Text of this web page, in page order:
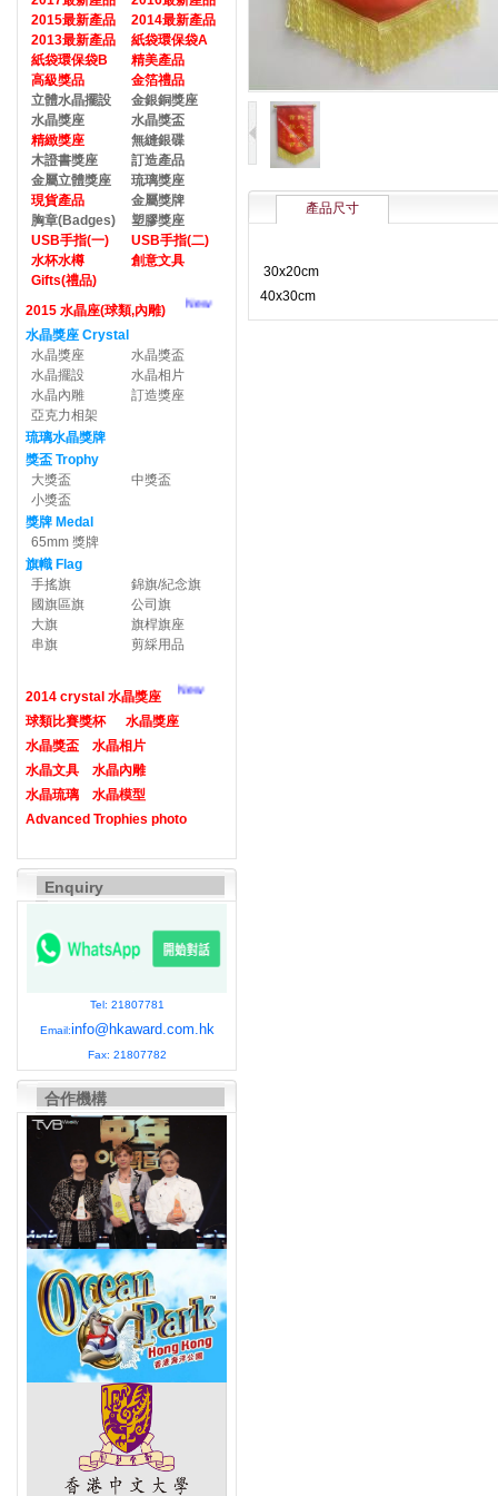
2015最新產品
2014最新產品
2013最新產品
紙袋環保袋A
紙袋環保袋B
精美產品
高級獎品
金箔禮品
立體水晶擺設
金銀銅獎座
水晶獎座
水晶獎盃
精緻獎座
無縫銀碟
木證書獎座
訂造產品
金屬立體獎座
琉璃獎座
現貨產品
金屬獎牌
胸章(Badges)
塑膠獎座
USB手指(一)
USB手指(二)
水杯水樽
創意文具
Gifts(禮品)
2015 水晶座(球類,內雕)
New
水晶獎座 Crystal
水晶獎座
水晶獎盃
水晶擺設
水晶相片
水晶內雕
訂造獎座
亞克力相架
琉璃水晶獎牌
獎盃 Trophy
大獎盃
中獎盃
小獎盃
獎牌 Medal
65mm 獎牌
旗幟 Flag
手搖旗
錦旗/紀念旗
國旗區旗
公司旗
大旗
旗桿旗座
串旗
剪綵用品
2014 crystal 水晶獎座 New
球類比賽獎杯
水晶獎座
水晶獎盃
水晶相片
水晶文具
水晶內雕
水晶琉璃
水晶模型
Advanced Trophies photo
Enquiry
Tel: 21807781
Email:info@hkaward.com.hk
Fax: 21807782
合作機構
產品尺寸
30x20cm
40x30cm